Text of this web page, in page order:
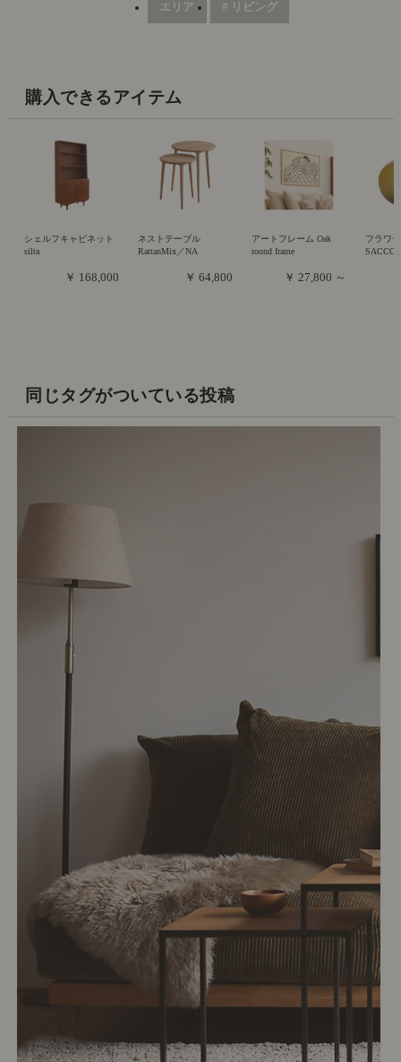
エリア # リビング
購入できるアイテム
シェルフキャビネット
silta
￥ 168,000
ネストテーブル
RattanMix／NA
￥ 64,800
アートフレーム Oak
round frame
￥ 27,800 ～
フラワ
SACCO
同じタグがついている投稿